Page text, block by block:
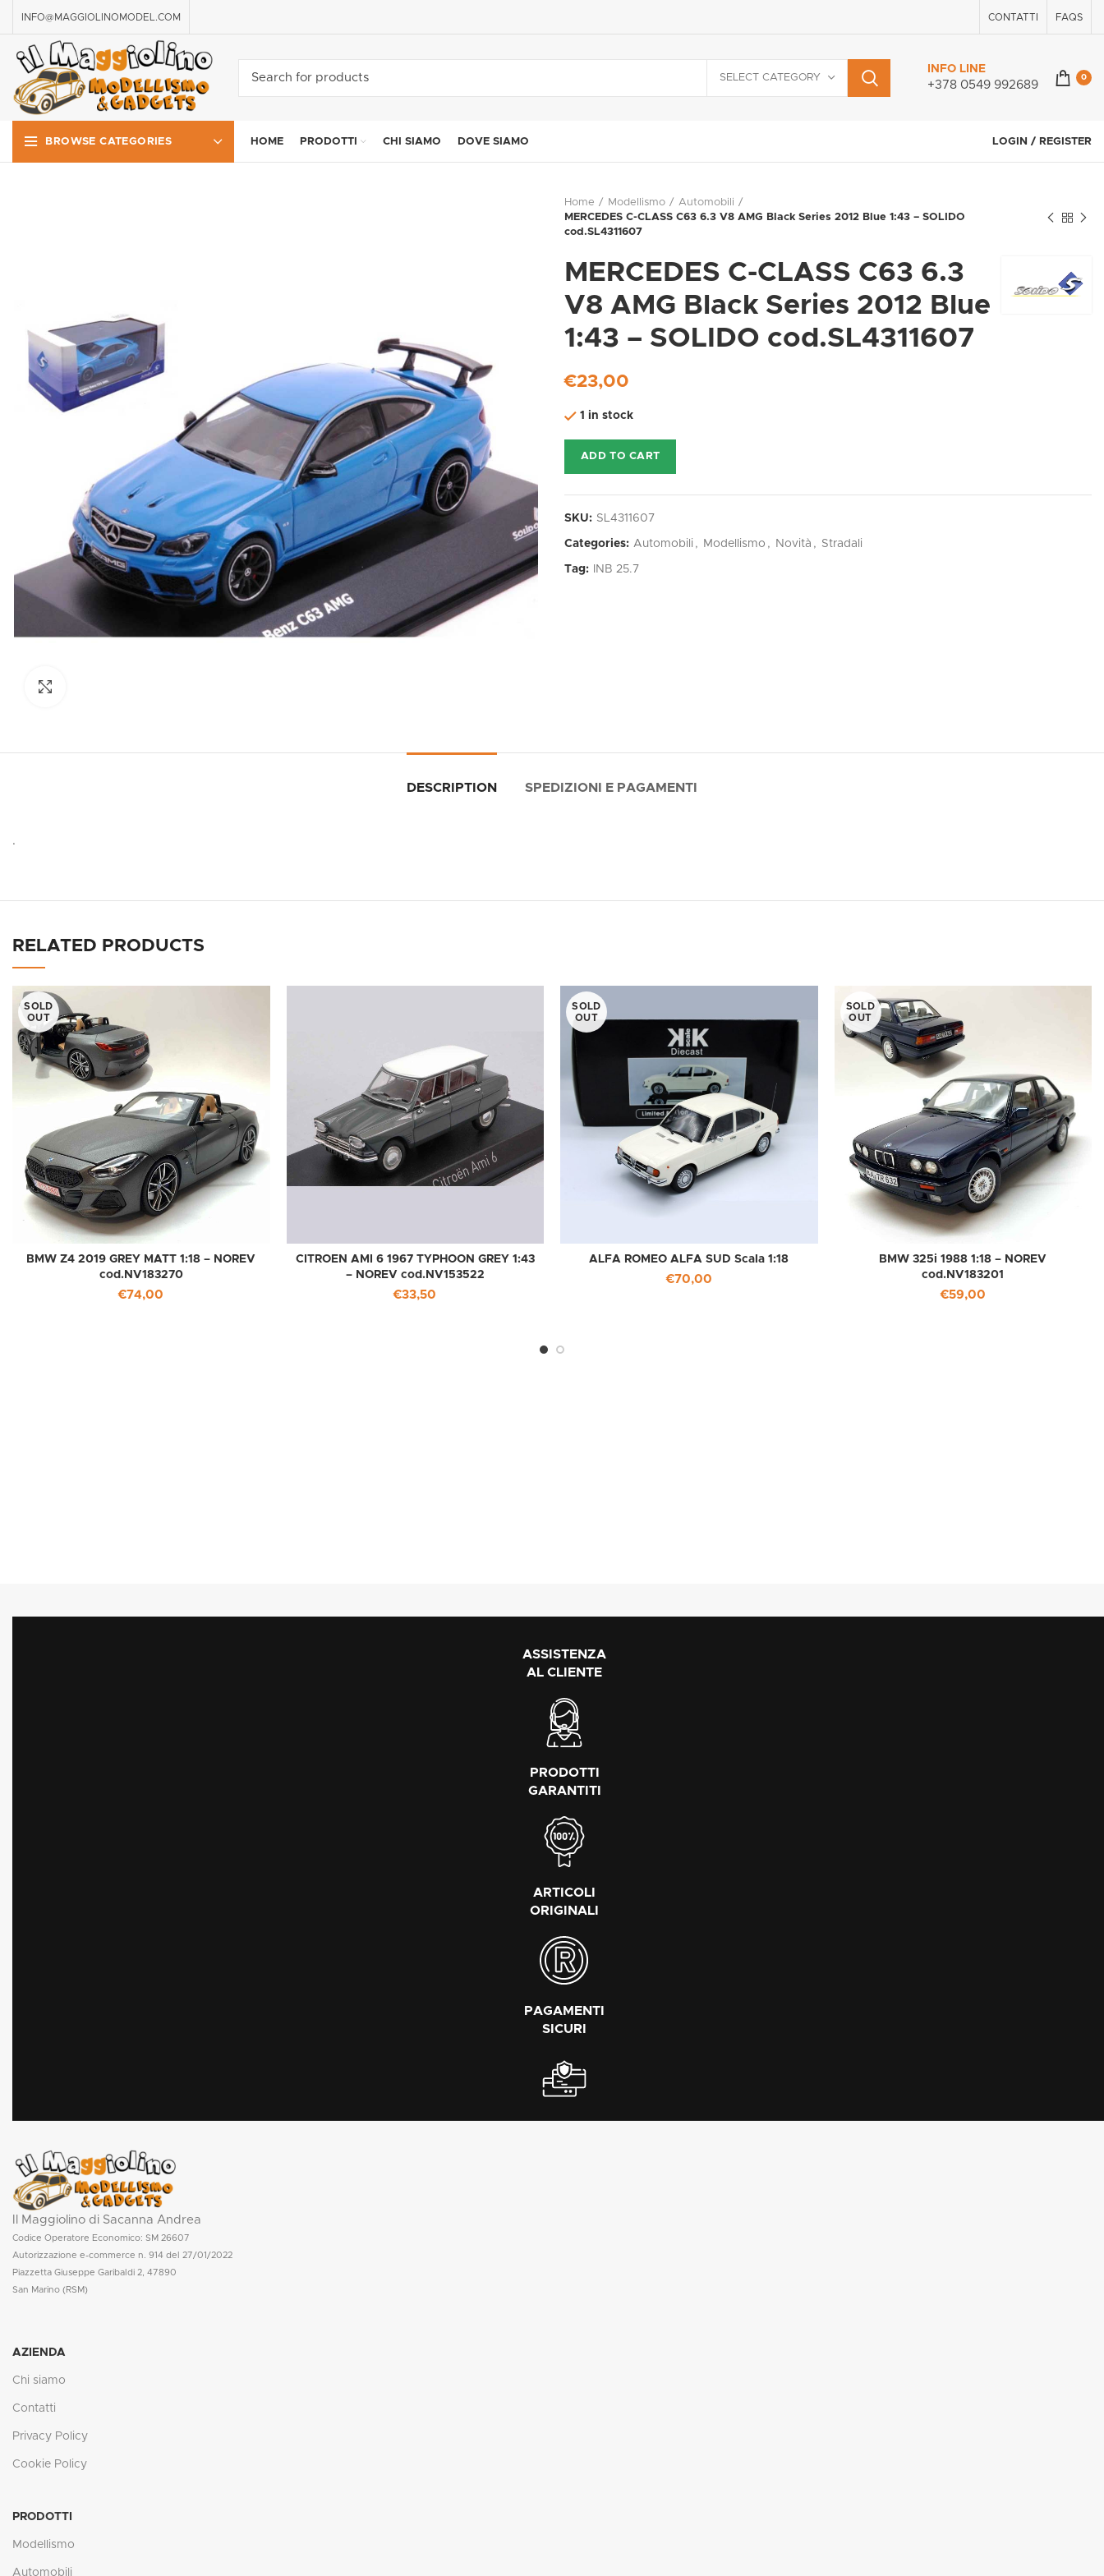
INFO@MAGGIOLINOMODEL.COM CONTATTI FAQS
SELECT CATEGORY
INFO LINE
+378 0549 992689
0
BROWSE CATEGORIES HOME PRODOTTI CHI SIAMO DOVE SIAMO LOGIN / REGISTER
Home Modellismo
Automobili
MERCEDES C-CLASS C63 6.3 V8 AMG Black Series 2012 Blue 1:43 – SOLIDO
cod.SL4311607
MERCEDES C-CLASS C63 6.3
V8 AMG Black Series 2012 Blue
1:43 – SOLIDO cod.SL4311607
€23,00
1 in stock
ADD TO CART
SKU: SL4311607
Categories: Automobili , Modellismo , Novità , Stradali
Tag: INB 25.7
DESCRIPTION SPEDIZIONI E PAGAMENTI
.
RELATED PRODUCTS
SOLD
OUT
BMW Z4 2019 GREY MATT 1:18 – NOREV
cod.NV183270
€74,00
CITROEN AMI 6 1967 TYPHOON GREY 1:43
– NOREV cod.NV153522
€33,50
SOLD
OUT
ALFA ROMEO ALFA SUD Scala 1:18
€70,00
SOLD
OUT
BMW 325i 1988 1:18 – NOREV
cod.NV183201
€59,00
ASSISTENZA
AL CLIENTE
PRODOTTI
GARANTITI
ARTICOLI
ORIGINALI
PAGAMENTI
SICURI
Il Maggiolino di Sacanna Andrea
Codice Operatore Economico: SM 26607
Autorizzazione e-commerce n. 914 del 27/01/2022
Piazzetta Giuseppe Garibaldi 2, 47890
San Marino (RSM)
AZIENDA
Chi siamo
Contatti
Privacy Policy
Cookie Policy
PRODOTTI
Modellismo
Automobili